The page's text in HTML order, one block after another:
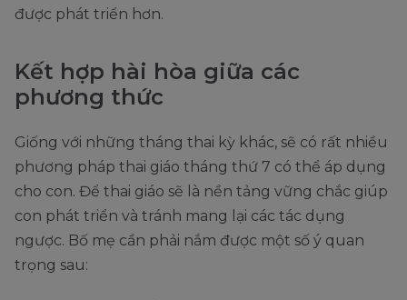
được phát triển hơn.
Kết hợp hài hòa giữa các
phương thức
Giống với những tháng thai kỳ khác, sẽ có rất nhiều
phương pháp thai giáo tháng thứ 7 có thể áp dụng
cho con. Để thai giáo sẽ là nền tảng vững chắc giúp
con phát triển và tránh mang lại các tác dụng
ngược. Bố mẹ cần phải nắm được một số ý quan
trọng sau: